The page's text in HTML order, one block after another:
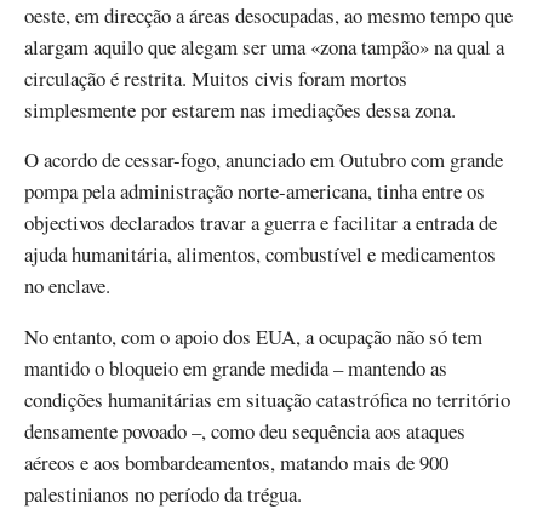
oeste, em direcção a áreas desocupadas, ao mesmo tempo que
alargam aquilo que alegam ser uma «zona tampão» na qual a
circulação é restrita. Muitos civis foram mortos
simplesmente por estarem nas imediações dessa zona.
O acordo de cessar-fogo, anunciado em Outubro com grande
pompa pela administração norte-americana, tinha entre os
objectivos declarados travar a guerra e facilitar a entrada de
ajuda humanitária, alimentos, combustível e medicamentos
no enclave.
No entanto, com o apoio dos EUA, a ocupação não só tem
mantido o bloqueio em grande medida – mantendo as
condições humanitárias em situação catastrófica no território
densamente povoado –, como deu sequência aos ataques
aéreos e aos bombardeamentos, matando mais de 900
palestinianos no período da trégua.